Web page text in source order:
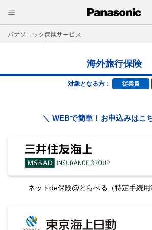
パナソニック保険サービス
海外旅行保険
対象となる方： 従業員
＼ WEBで簡単！お申込みはこ
ネットde保険@とらべる （特定手続